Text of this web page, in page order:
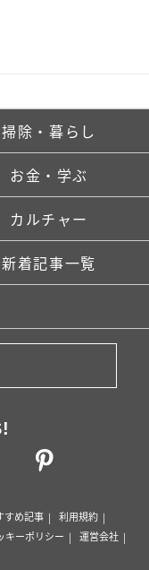
掃除・暮らし
お金・学ぶ
カルチャー
新着記事一覧
すめ記事
利用規約
キーポリシー
運営会社